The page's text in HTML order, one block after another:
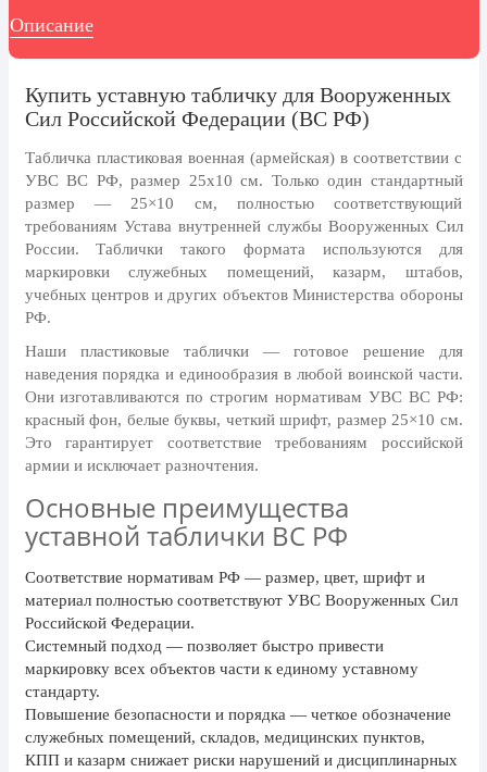
день
27 марта, День театра
1 апреля, День смеха
благоустройству
День геолога (первое воскресенье
апреля)
Светлая Пасха
12 апреля, День космонавтики
18 апреля, Дни исторического и
1 мая, праздник Весны и Труда
6 мая, День герба и флага города
Москвы
9 мая, День Победы
24 мая, День славянской
письменности и культуры
1 июня, День защиты детей
8 июня, День социального работника
12 июня, День России
День медицинского работника
22 июня, День памяти и скорби
Описание
Купить уставную табличку для Вооруженных
Сил Российской Федерации (ВС РФ)
Табличка пластиковая военная (армейская) в соответствии с
УВС ВС РФ, размер 25х10 см. Только один стандартный
размер — 25×10 см, полностью соответствующий
требованиям Устава внутренней службы Вооруженных Сил
России. Таблички такого формата используются для
маркировки служебных помещений, казарм, штабов,
учебных центров и других объектов Министерства обороны
РФ.
Наши пластиковые таблички — готовое решение для
наведения порядка и единообразия в любой воинской части.
Они изготавливаются по строгим нормативам УВС ВС РФ:
красный фон, белые буквы, четкий шрифт, размер 25×10 см.
Это гарантирует соответствие требованиям российской
армии и исключает разночтения.
Основные преимущества
уставной таблички ВС РФ
Соответствие нормативам РФ— размер, цвет, шрифт и
материал полностью соответствуют УВС Вооруженных Сил
Российской Федерации.
Системный подход — позволяет быстро привести
маркировку всех объектов части к единому уставному
стандарту.
Повышение безопасности и порядка — четкое обозначение
служебных помещений, складов, медицинских пунктов,
КПП и казарм снижает риски нарушений и дисциплинарных